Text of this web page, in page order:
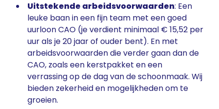
Uitstekende arbeidsvoorwaarden: Een
leuke baan in een fijn team met een goed
uurloon CAO (je verdient minimaal € 15,52 per
uur als je 20 jaar of ouder bent). En met
arbeidsvoorwaarden die verder gaan dan de
CAO, zoals een kerstpakket en een
verrassing op de dag van de schoonmaak. Wij
bieden zekerheid en mogelijkheden om te
groeien.